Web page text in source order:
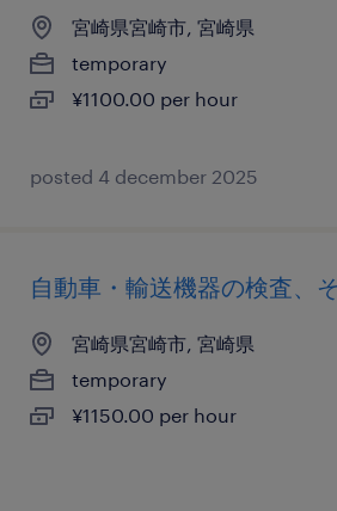
宮崎県宮崎市, 宮崎県
temporary
¥1100.00 per hour
posted 4 december 2025
自動車・輸送機器の検査、
宮崎県宮崎市, 宮崎県
temporary
¥1150.00 per hour